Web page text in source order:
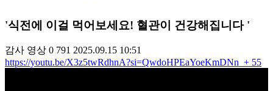
'식전에 이걸 먹어보세요! 혈관이 건강해집니다 '
감사 영상 0 791 2025.09.15 10:51
https://youtu.be/X3z5twRdhnA?si=QwdoHPEaYoeKmDNn + 55